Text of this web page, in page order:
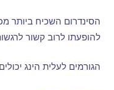
הסינדרום השכיח ביותר
להופעתו לרוב קשור
הגורמים לעלית הינג